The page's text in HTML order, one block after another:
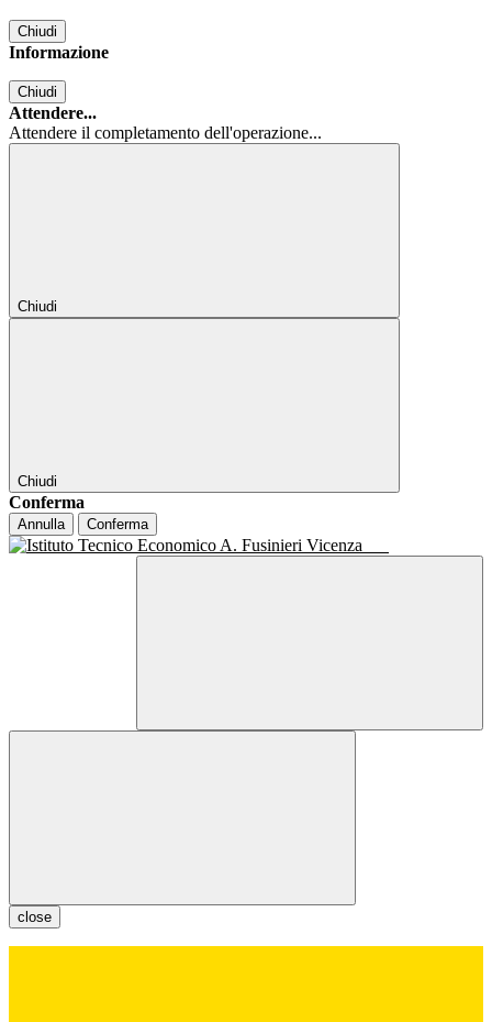
Chiudi
Informazione
Chiudi
Attendere...
Attendere il completamento dell'operazione...
Chiudi
Chiudi
Conferma
Annulla Conferma
close